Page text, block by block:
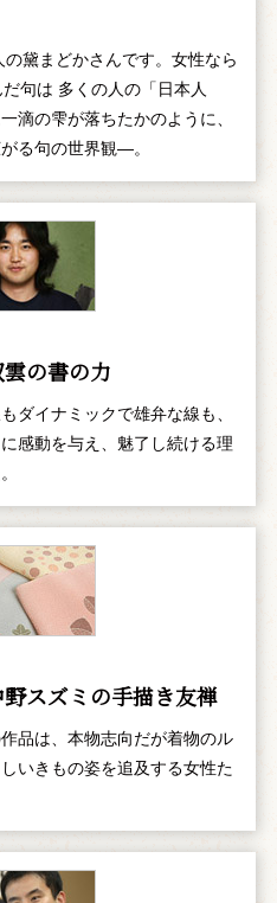
黛まどかさんです。女性なら
句は 多くの人の「日本人
滴の雫が落ちたかのように、
る句の世界観―。
の書の力
ダイナミックで雄弁な線も、
感動を与え、魅了し続ける理
スズミの手描き友禅
品は、本物志向だが着物のル
いきもの姿を追及する女性た